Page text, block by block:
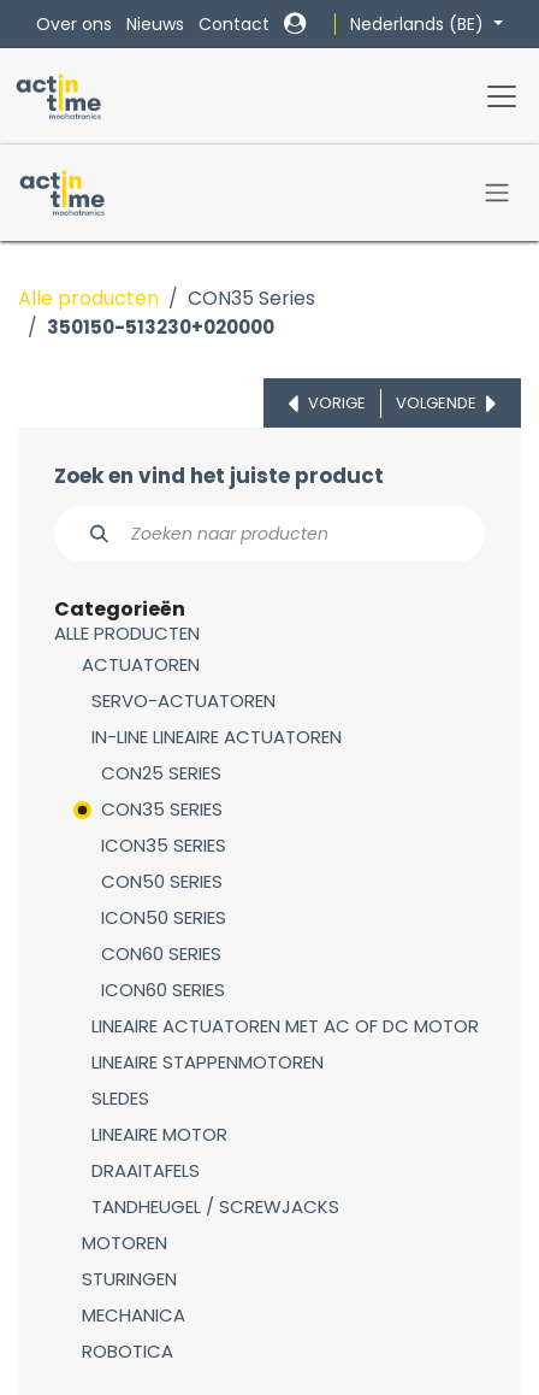
Overslaan naar inhoud
Over ons Nieuws Contact Nederlands (BE)
Alle producten CON35 Series
350150-513230+020000
VORIGE VOLGENDE
Zoek en vind het juiste product
Categorieën
ALLE PRODUCTEN
ACTUATOREN
SERVO-ACTUATOREN
IN-LINE LINEAIRE ACTUATOREN
CON25 SERIES
CON35 SERIES
ICON35 SERIES
CON50 SERIES
ICON50 SERIES
CON60 SERIES
ICON60 SERIES
LINEAIRE ACTUATOREN MET AC OF DC MOTOR
LINEAIRE STAPPENMOTOREN
SLEDES
LINEAIRE MOTOR
DRAAITAFELS
TANDHEUGEL / SCREWJACKS
MOTOREN
STURINGEN
MECHANICA
ROBOTICA